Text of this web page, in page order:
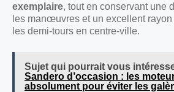
exemplaire, tout en conservant une
les manœuvres et un excellent
les demi-tours en centre-ville.
Sujet qui pourrait vous
Sandero d’occasion : les
absolument pour éviter les